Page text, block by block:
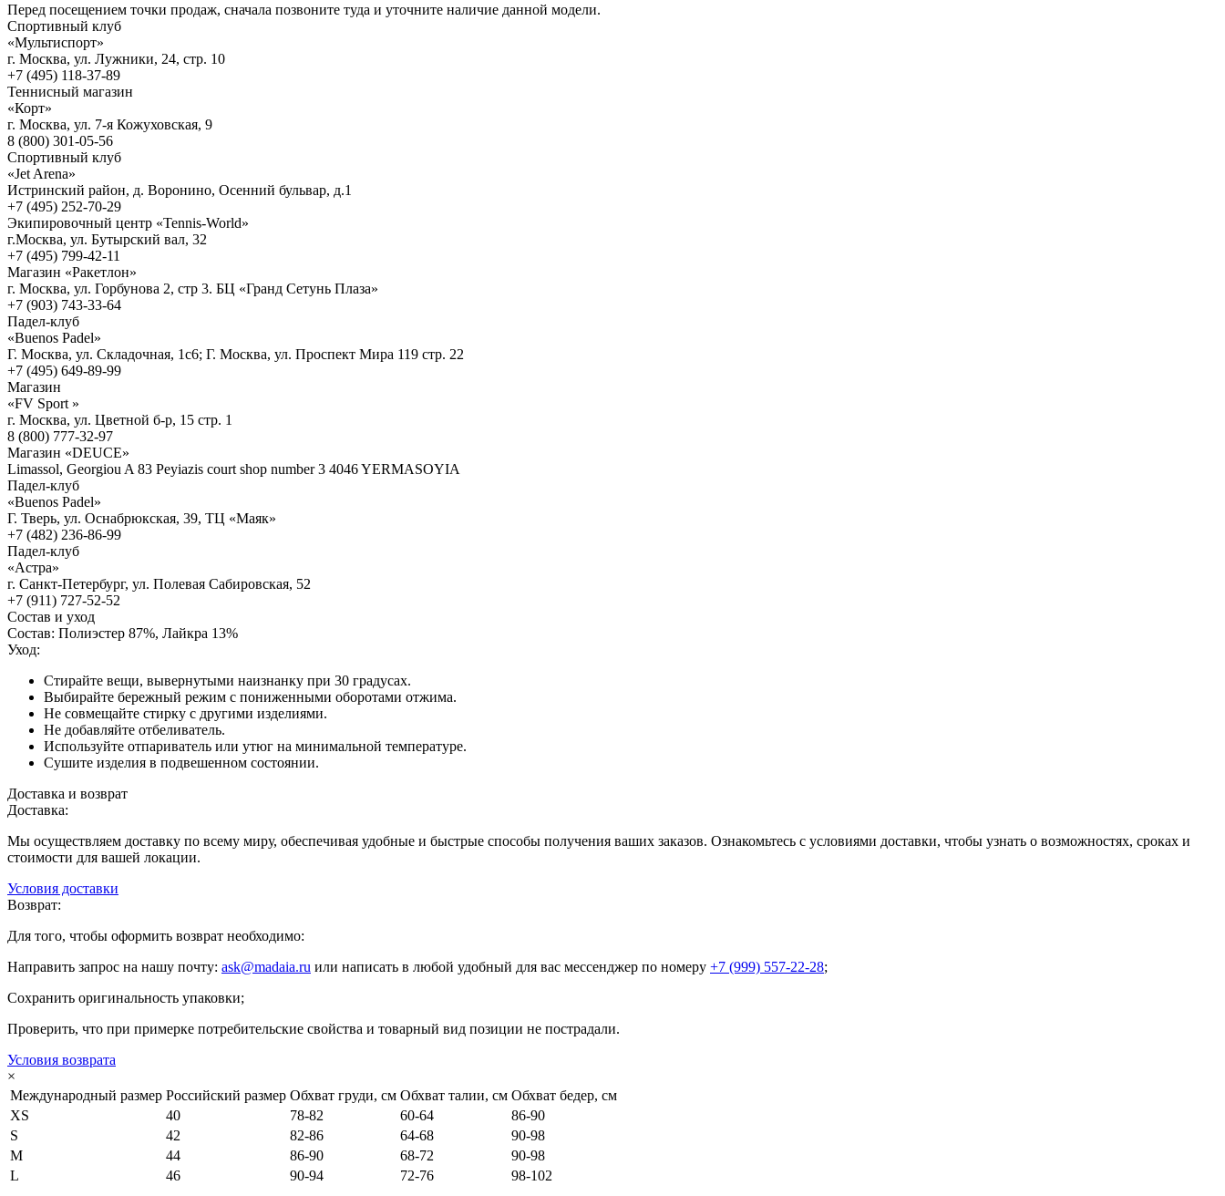
Перед посещением точки продаж, сначала позвоните туда и уточните наличие данной модели.
Спортивный клуб
«Мультиспорт»
г. Москва, ул. Лужники, 24, стр. 10
+7 (495) 118-37-89
Теннисный магазин
«Корт»
г. Москва, ул. 7-я Кожуховская, 9
8 (800) 301-05-56
Спортивный клуб
«Jet Arena»
Истринский район, д. Воронино, Осенний бульвар, д.1
+7 (495) 252-70-29
Экипировочный центр «Tennis-World»
г.Москва, ул. Бутырский вал, 32
+7 (495) 799-42-11
Магазин «Ракетлон»
г. Москва, ул. Горбунова 2, стр 3. БЦ «Гранд Сетунь Плаза»
+7 (903) 743-33-64
Падел-клуб
«Buenos Padel»
Г. Москва, ул. Складочная, 1с6; Г. Москва, ул. Проспект Мира 119 стр. 22
+7 (495) 649-89-99
Магазин
«FV Sport »
г. Москва, ул. Цветной б-р, 15 стр. 1
8 (800) 777-32-97
Магазин «DEUCE»
Limassol, Georgiou A 83 Peyiazis court shop number 3 4046 YERMASOYIA
Падел-клуб
«Buenos Padel»
Г. Тверь, ул. Оснабрюкская, 39, ТЦ «Маяк»
+7 (482) 236-86-99
Падел-клуб
«Астра»
г. Санкт-Петербург, ул. Полевая Сабировская, 52
+7 (911) 727-52-52
Состав и уход
Состав: Полиэстер 87%, Лайкра 13%
Уход:
Стирайте вещи, вывернутыми наизнанку при 30 градусах.
Выбирайте бережный режим с пониженными оборотами отжима.
Не совмещайте стирку с другими изделиями.
Не добавляйте отбеливатель.
Используйте отпариватель или утюг на минимальной температуре.
Сушите изделия в подвешенном состоянии.
Доставка и возврат
Доставка:
Мы осуществляем доставку по всему миру, обеспечивая удобные и быстрые способы получения ваших заказов. Ознакомьтесь с условиями доставки, чтобы узнать о возможностях, сроках и
стоимости для вашей локации.
Условия доставки
Возврат:
Для того, чтобы оформить возврат необходимо:
Направить запрос на нашу почту: ask@madaia.ru или написать в любой удобный для вас мессенджер по номеру +7 (999) 557-22-28;
Сохранить оригинальность упаковки;
Проверить, что при примерке потребительские свойства и товарный вид позиции не пострадали.
Условия возврата
×
Международный размер Российский размер Обхват груди, см Обхват талии, см Обхват бедер, см
XS
40 78-82 60-64
86-90
S
42 82-86 64-68
90-98
M
44 86-90 68-72
90-98
L
46 90-94 72-76 98-102